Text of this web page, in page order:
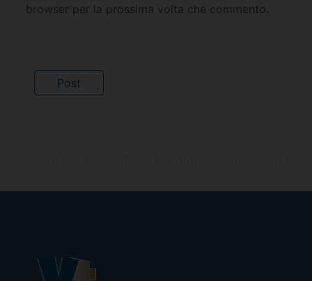
browser per la prossima volta che commento.